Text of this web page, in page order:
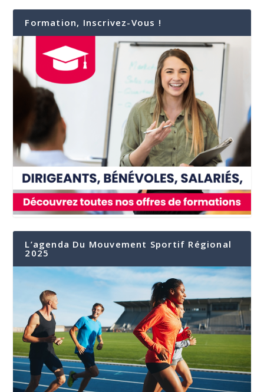
Formation, Inscrivez-Vous !
L’agenda Du Mouvement Sportif Régional
2025